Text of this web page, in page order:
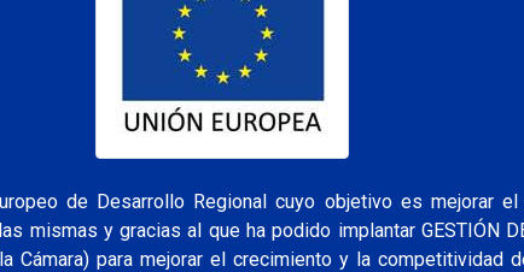
de Desarrollo Regional cuyo objetivo es
mismas y gracias al que ha podido implantar GESTIÓN
Cámara) para mejorar el crecimiento y la